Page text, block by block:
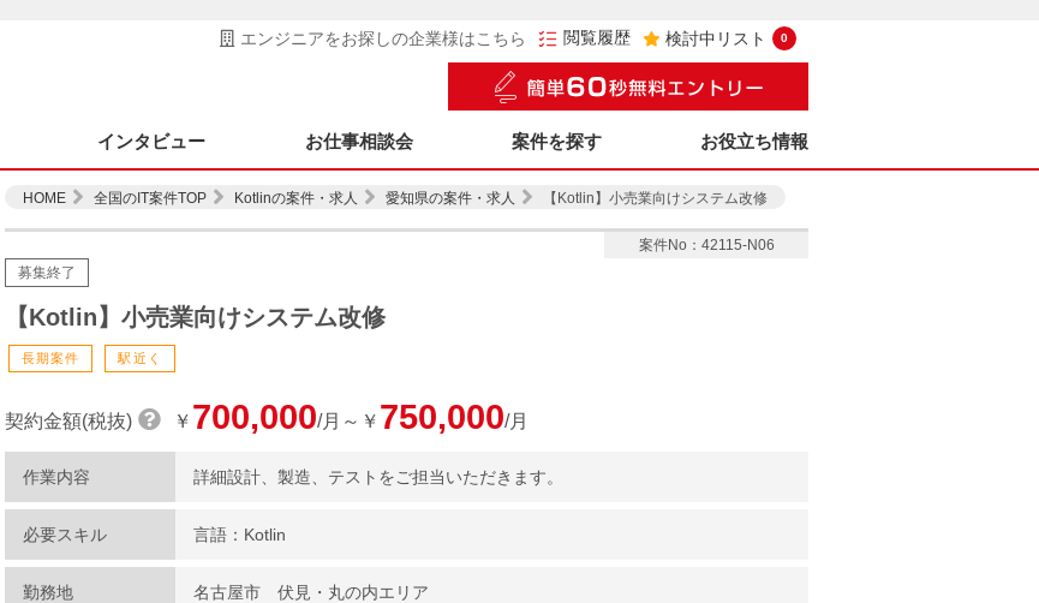
エンジニアをお探しの企業様はこちら 閲覧履歴 検討中リスト 0
インタビュー お仕事相談会 案件を探す お役立ち情報
HOME 全国のIT案件TOP Kotlinの案件・求人 愛知県の案件・求人 【Kotlin】小売業向けシステム改修
案件No：42115-N06
募集終了
【Kotlin】小売業向けシステム改修
長期案件 駅近く
契約金額(税抜) ￥ 700,000/月～￥ 750,000/月
作業内容 詳細設計、製造、テストをご担当いただきます。
必要スキル 言語：Kotlin
勤務地 名古屋市 伏見・丸の内エリア